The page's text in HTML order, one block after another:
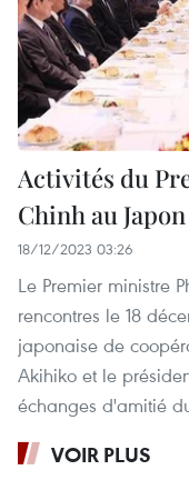
Activités du
Chinh au Japon
18/12/2023 03:26
Le Premier ministre
rencontres le 18
japonaise de
Akihiko et le
échanges d'amitié
VOIR PLUS